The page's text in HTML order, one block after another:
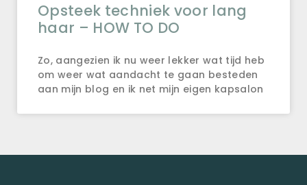
Opsteek techniek voor lang
haar – HOW TO DO
Zo, aangezien ik nu weer lekker wat tijd heb
om weer wat aandacht te gaan besteden
aan mijn blog en ik net mijn eigen kapsalon